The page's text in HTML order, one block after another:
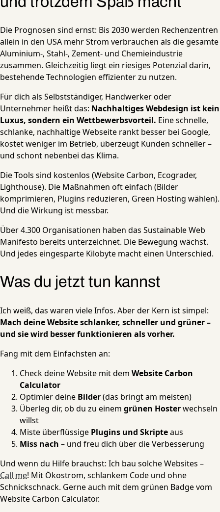
Die Prognosen sind ernst: Bis 2030 werden Rechenzentren
allein in den USA mehr Strom verbrauchen als die gesamte
Aluminium-, Stahl-, Zement- und Chemieindustrie
zusammen. Gleichzeitig liegt ein riesiges Potenzial darin,
bestehende Technologien effizienter zu nutzen.
Für dich als Selbstständiger, Handwerker oder
Unternehmer heißt das: Nachhaltiges Webdesign ist kein
Luxus, sondern ein Wettbewerbsvorteil. Eine schnelle,
schlanke, nachhaltige Webseite rankt besser bei Google,
kostet weniger im Betrieb, überzeugt Kunden schneller –
und schont nebenbei das Klima.
Die Tools sind kostenlos (Website Carbon, Ecograder,
Lighthouse). Die Maßnahmen oft einfach (Bilder
komprimieren, Plugins reduzieren, Green Hosting wählen).
Und die Wirkung ist messbar.
Über 4.300 Organisationen haben das Sustainable Web
Manifesto bereits unterzeichnet. Die Bewegung wächst.
Und jedes eingesparte Kilobyte macht einen Unterschied.
Was du jetzt tun kannst
Ich weiß, das waren viele Infos. Aber der Kern ist simpel:
Mach deine Website schlanker, schneller und grüner –
und sie wird besser funktionieren als vorher.
Fang mit dem Einfachsten an:
Check deine Website mit dem Website Carbon
Calculator
Optimier deine Bilder(das bringt am meisten)
Überleg dir, ob du zu einem grünen Hosterwechseln
willst
Miste überflüssige Plugins und Skripteaus
Miss nach – und freu dich über die Verbesserung
Und wenn du Hilfe brauchst: Ich bau solche Websites –
Call me! Mit Ökostrom, schlankem Code und ohne
Schnickschnack. Gerne auch mit dem grünen Badge vom
Website Carbon Calculator.